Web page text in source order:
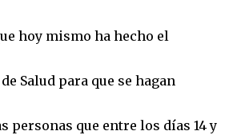
hoy mismo ha hecho el
Salud para que se hagan
personas que entre los días 14 y